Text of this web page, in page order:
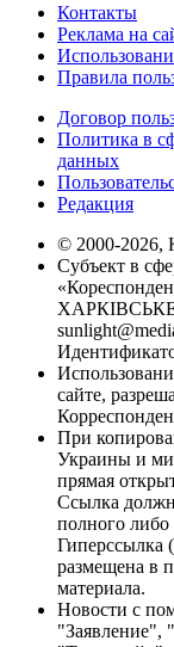
Контакты
Реклама на
Правила
Договор
Политика в
данных
Редакция
© 2000-2026,
Субъект в
ХАРКІВСЬКЕ
сайте,
При
Украины и
прямая
Ссылка
полного либо
Гиперссылка
размещена в
материала.
Новости с